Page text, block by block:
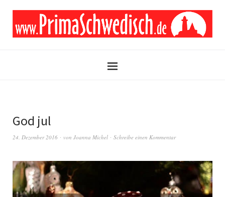
God jul
24. Dezember 2016 von Joanna Michel Schreibe einen Kommentar